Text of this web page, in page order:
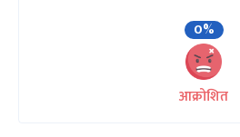
0%
आक्रोशित